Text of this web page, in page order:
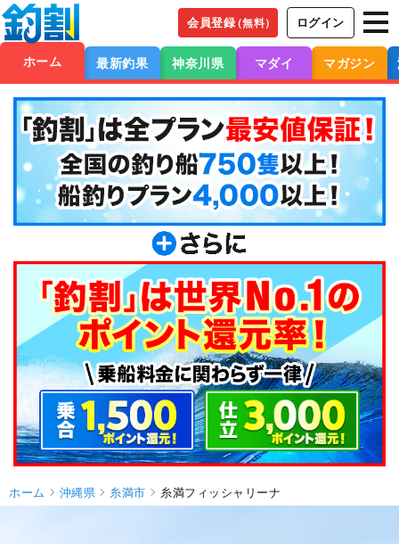
会員登録（無料） ログイン
ホーム 最新釣果 神奈川県 マダイ マガジン
ホーム 沖縄県 糸満市 糸満フィッシャリーナ